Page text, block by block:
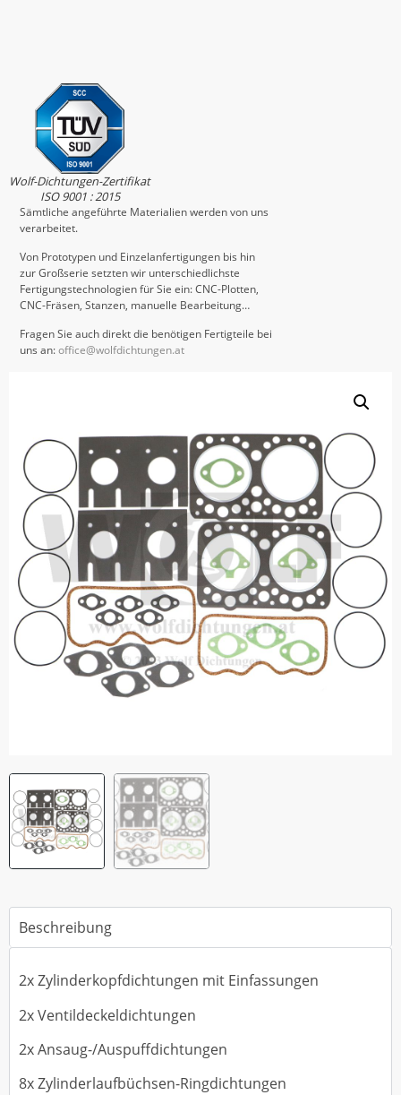
Wolf-Dichtungen-Zertifikat
ISO 9001 : 2015
Sämtliche angeführte Materialien werden von uns
verarbeitet.
Von Prototypen und Einzelanfertigungen bis hin
zur Großserie setzten wir unterschiedlichste
Fertigungstechnologien für Sie ein: CNC-Plotten,
CNC-Fräsen, Stanzen, manuelle Bearbeitung…
Fragen Sie auch direkt die benötigen Fertigteile bei
uns an:office@wolfdichtungen.at
Beschreibung
2x Zylinderkopfdichtungen mit Einfassungen
2x Ventildeckeldichtungen
2x Ansaug-/Auspuffdichtungen
8x Zylinderlaufbüchsen-Ringdichtungen